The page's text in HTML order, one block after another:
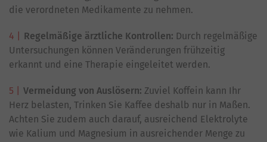
die verordneten Medikamente zu nehmen.
Regelmäßige ärztliche Kontrollen: Durch regelmäßige
Untersuchungen können Veränderungen frühzeitig
erkannt und eine Therapie eingeleitet werden.
Vermeidung von Auslösern: Zuviel Koffein kann Ihr
Herz belasten, Trinken Sie Kaffee deshalb nur in Maßen.
Achten Sie zudem auch darauf, ausreichend Elektrolyte
wie Kalium und Magnesium in ausreichender Menge zu